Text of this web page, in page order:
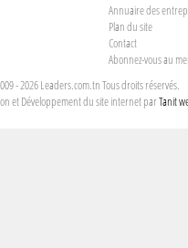
Annuaire des
Plan du site
Contact
Abonnez-vous au
- 2026 Leaders.com.tn Tous droits réservés.
et Développement du site internet parTanit